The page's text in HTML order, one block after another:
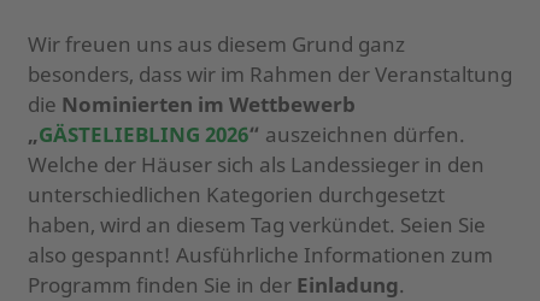
Wir freuen uns aus diesem Grund ganz
besonders, dass wir im Rahmen der Veranstaltung
die Nominierten im Wettbewerb
„GÄSTELIEBLING 2026“ auszeichnen dürfen.
Welche der Häuser sich als Landessieger in den
unterschiedlichen Kategorien durchgesetzt
haben, wird an diesem Tag verkündet. Seien Sie
also gespannt! Ausführliche Informationen zum
Programm finden Sie in der Einladung.